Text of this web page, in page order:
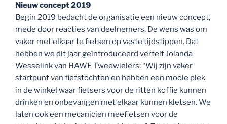
Nieuw concept 2019
Begin 2019 bedacht de organisatie een nieuw concept,
mede door reacties van deelnemers. De wens was om
vaker met elkaar te fietsen op vaste tijdstippen. Dat
hebben we dit jaar geïntroduceerd vertelt Jolanda
Wesselink van HAWE Tweewielers: “Wij zijn vaker
startpunt van fietstochten en hebben een mooie plek
in de winkel waar fietsers voor de ritten koffie kunnen
drinken en onbevangen met elkaar kunnen kletsen. We
laten ook een mecanicien meefietsen voor de